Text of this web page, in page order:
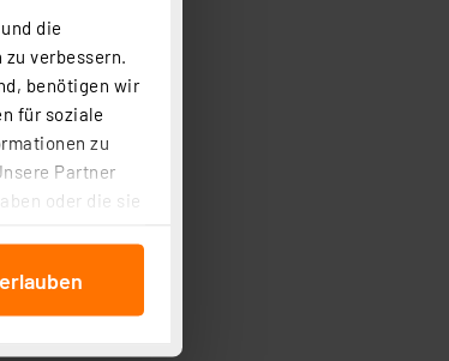
die
verbessern.
benötigen wir
für soziale
zu
Partner
oder die sie
(Art. 6
auf den